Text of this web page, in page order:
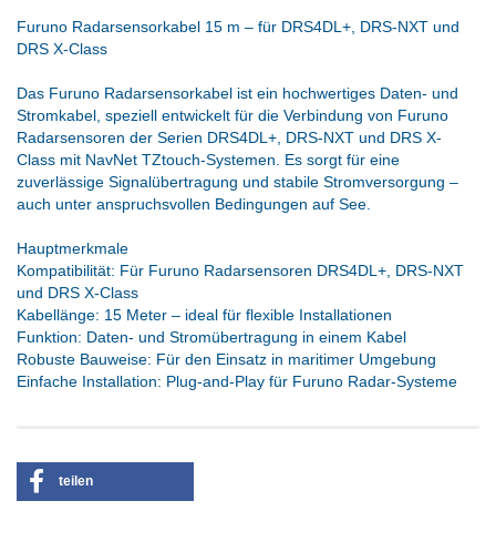
Furuno Radarsensorkabel 15 m – für DRS4DL+, DRS-NXT und
DRS X-Class
Das Furuno Radarsensorkabel ist ein hochwertiges Daten- und
Stromkabel, speziell entwickelt für die Verbindung von Furuno
Radarsensoren der Serien DRS4DL+, DRS-NXT und DRS X-
Class mit NavNet TZtouch-Systemen. Es sorgt für eine
zuverlässige Signalübertragung und stabile Stromversorgung –
auch unter anspruchsvollen Bedingungen auf See.
Hauptmerkmale
Kompatibilität: Für Furuno Radarsensoren DRS4DL+, DRS-NXT
und DRS X-Class
Kabellänge: 15 Meter – ideal für flexible Installationen
Funktion: Daten- und Stromübertragung in einem Kabel
Robuste Bauweise: Für den Einsatz in maritimer Umgebung
Einfache Installation: Plug-and-Play für Furuno Radar-Systeme
teilen